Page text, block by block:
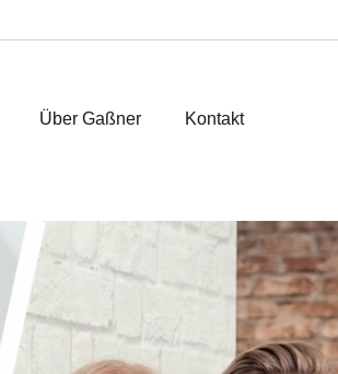
Über Gaßner Kontakt